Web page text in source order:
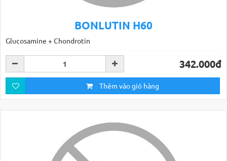
BONLUTIN H60
Glucosamine + Chondrotin
342.000đ
Thêm vào giỏ hàng